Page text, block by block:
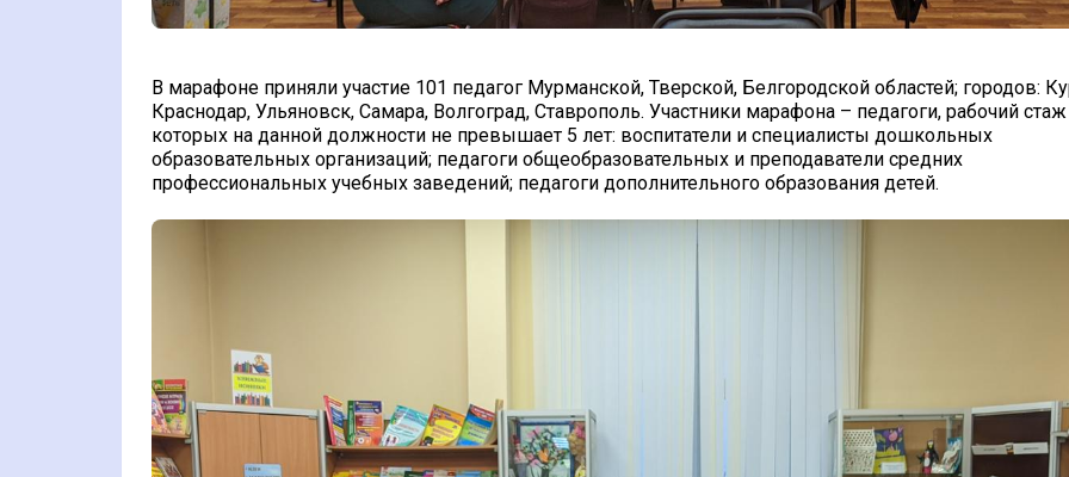
В марафоне приняли участие 101 педагог Мурманской, Тверской, Белгородской областей; городов:
Краснодар, Ульяновск, Самара, Волгоград, Ставрополь. Участники марафона – педагоги, рабочий стаж
которых на данной должности не превышает 5 лет: воспитатели и специалисты дошкольных
образовательных организаций; педагоги общеобразовательных и преподаватели средних
профессиональных учебных заведений; педагоги дополнительного образования детей.